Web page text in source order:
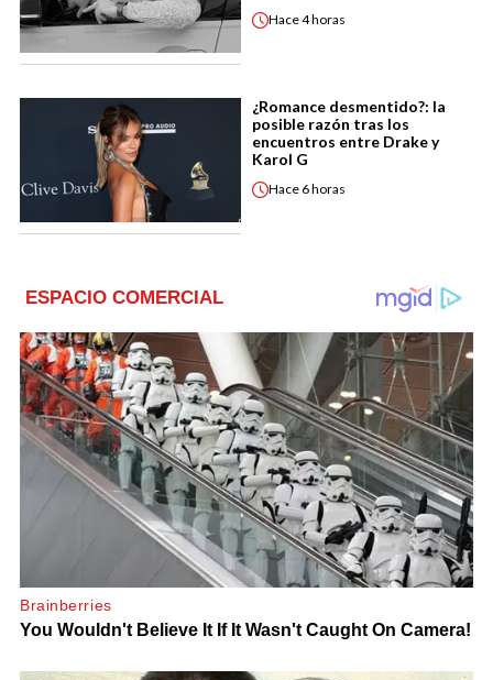
Hace4 horas
¿Romance desmentido?: la
posible razón tras los
encuentros entre Drake y
Karol G
Hace 6 horas